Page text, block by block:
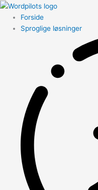
Forside
Sproglige løsninger